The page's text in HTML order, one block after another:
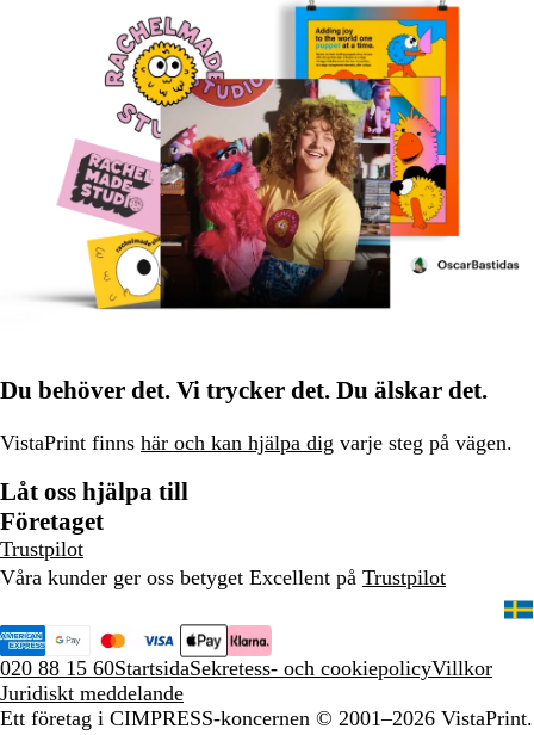
Du behöver det. Vi trycker det. Du älskar det.
VistaPrint finns här och kan hjälpa dig varje steg på vägen.
Låt oss hjälpa till
Företaget
Trustpilot
Våra kunder ger oss betyget Excellent på Trustpilot
020 88 15 60StartsidaSekretess- och cookiepolicyVillkor
Juridiskt meddelande
Ett företag i CIMPRESS-koncernen © 2001–2026 VistaPrint.